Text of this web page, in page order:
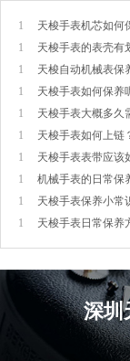
1
天梭手表机芯如何
1
天梭手表的表壳有
1
天梭自动机械表保
1
天梭手表如何保养
1
天梭手表大概多久
1
天梭手表如何上链
1
天梭手表表带应该
1
机械手表的日常保
1
天梭手表保养小常
1
天梭手表日常保养
深圳